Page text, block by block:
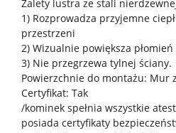
Zalety lustra ze stali
1) Rozprowadza przyjemne
przestrzeni
2) Wizualnie powiększa płomień
3) Nie przegrzewa tylnej ściany.
Powierzchnie do montażu: Mur
Certyfikat: Tak
/kominek spełnia wszystkie
posiada certyfikaty